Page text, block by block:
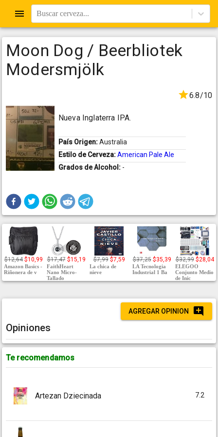
Buscar cerveza...
Moon Dog / Beerbliotek
Modersmjölk
6.8/10
Nueva Inglaterra IPA.
País Origen:Australia
Estilo de Cerveza:American Pale Ale
Grados de Alcohol: -
$12,64 $10,99
Amazon Basics -
Riñonera de v
$17,47 $15,19
FaithHeart
Nano Micro-
Tallado
$7,99 $7,59
La chica de
nieve
$37,25 $35,39
LA Tecnologia
Industrial 1 Ba
$32,99 $28,04
ELEGOO
Conjunto Medio
de Inic
AGREGAR OPINION
Opiniones
Te recomendamos
Artezan Dziecinada 7.2